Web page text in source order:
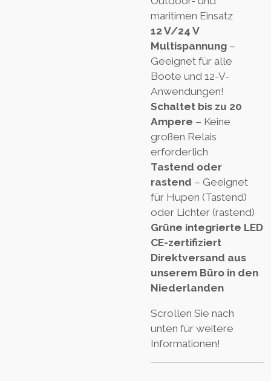
maritimen Einsatz
12 V/24 V
Multispannung –
Geeignet für alle
Boote und 12-V-
Anwendungen!
Schaltet bis zu 20
Ampere – Keine
großen Relais
erforderlich
Tastend oder
rastend – Geeignet
für Hupen (Tastend)
oder Lichter (rastend)
Grüne integrierte LED
CE-zertifiziert
Direktversand aus
unserem Büro in den
Niederlanden
Scrollen Sie nach
unten für weitere
Informationen!